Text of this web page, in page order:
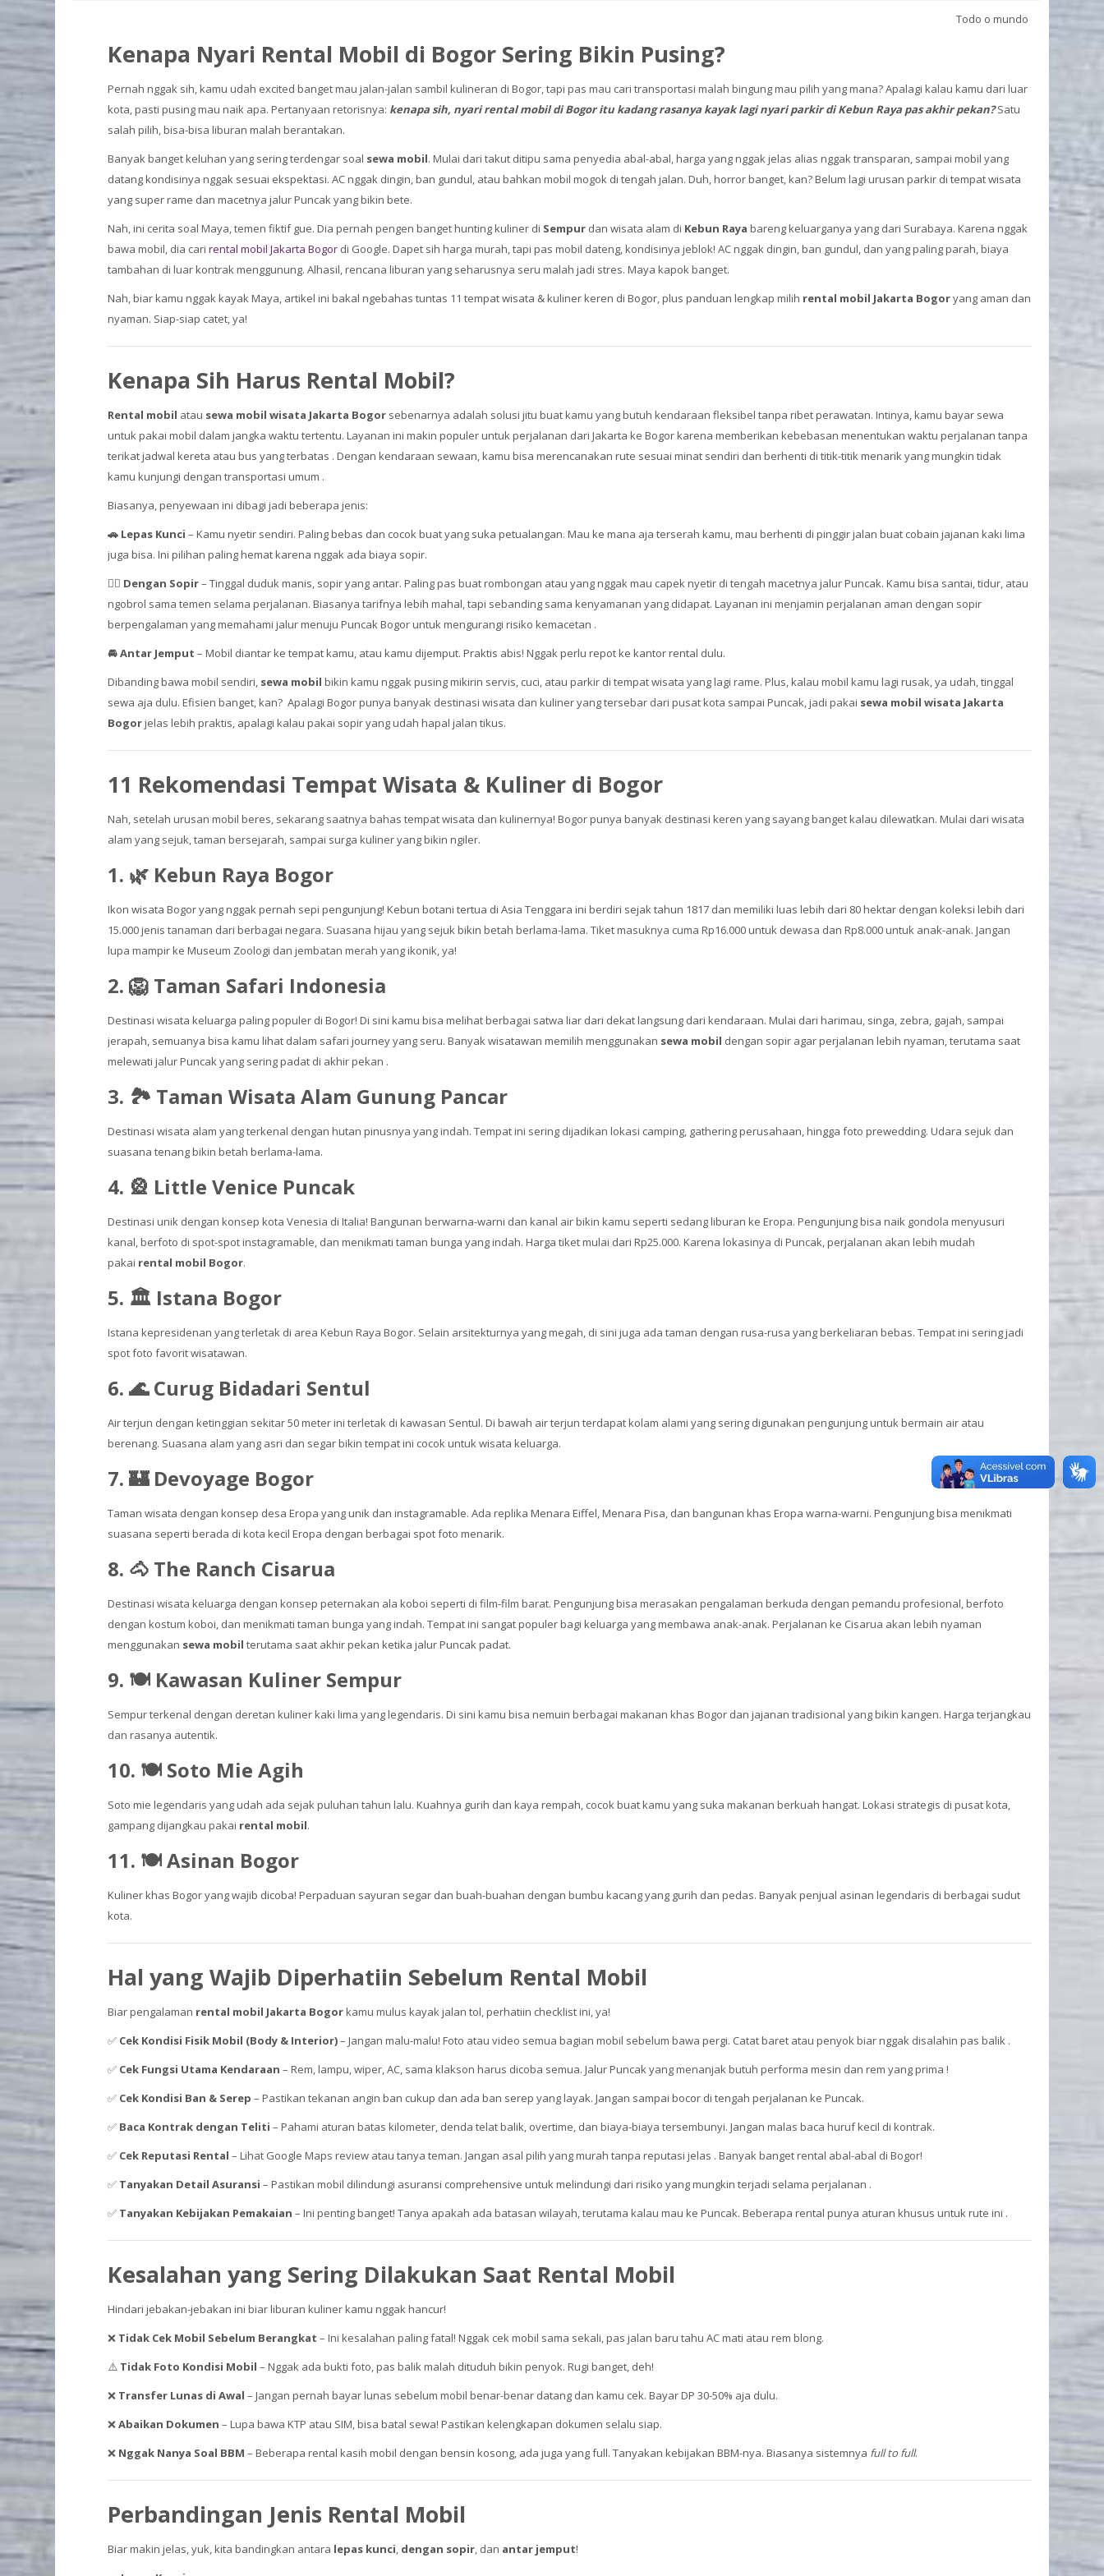
Todo o mundo
Kenapa Nyari Rental Mobil di Bogor Sering Bikin Pusing?
Pernah nggak sih, kamu udah excited banget mau jalan-jalan sambil kulineran di Bogor, tapi pas mau cari transportasi malah bingung mau pilih yang mana? Apalagi kalau kamu dari luar
kota, pasti pusing mau naik apa. Pertanyaan retorisnya: kenapa sih, nyari rental mobil di Bogor itu kadang rasanya kayak lagi nyari parkir di Kebun Raya pas akhir pekan?Satu
salah pilih, bisa-bisa liburan malah berantakan.
Banyak banget keluhan yang sering terdengar soal sewa mobil. Mulai dari takut ditipu sama penyedia abal-abal, harga yang nggak jelas alias nggak transparan, sampai mobil yang
datang kondisinya nggak sesuai ekspektasi. AC nggak dingin, ban gundul, atau bahkan mobil mogok di tengah jalan. Duh, horror banget, kan? Belum lagi urusan parkir di tempat wisata
yang super rame dan macetnya jalur Puncak yang bikin bete.
Nah, ini cerita soal Maya, temen fiktif gue. Dia pernah pengen banget hunting kuliner di Sempur dan wisata alam di Kebun Raya bareng keluarganya yang dari Surabaya. Karena nggak
bawa mobil, dia carirental mobil Jakarta Bogor di Google. Dapet sih harga murah, tapi pas mobil dateng, kondisinya jeblok! AC nggak dingin, ban gundul, dan yang paling parah, biaya
tambahan di luar kontrak menggunung. Alhasil, rencana liburan yang seharusnya seru malah jadi stres. Maya kapok banget.
Nah, biar kamu nggak kayak Maya, artikel ini bakal ngebahas tuntas 11 tempat wisata & kuliner keren di Bogor, plus panduan lengkap milih rental mobil Jakarta Bogoryang aman dan
nyaman. Siap-siap catet, ya!
Kenapa Sih Harus Rental Mobil?
Rental mobil atau sewa mobil wisata Jakarta Bogor sebenarnya adalah solusi jitu buat kamu yang butuh kendaraan fleksibel tanpa ribet perawatan. Intinya, kamu bayar sewa
untuk pakai mobil dalam jangka waktu tertentu. Layanan ini makin populer untuk perjalanan dari Jakarta ke Bogor karena memberikan kebebasan menentukan waktu perjalanan tanpa
terikat jadwal kereta atau bus yang terbatas . Dengan kendaraan sewaan, kamu bisa merencanakan rute sesuai minat sendiri dan berhenti di titik-titik menarik yang mungkin tidak
kamu kunjungi dengan transportasi umum .
Biasanya, penyewaan ini dibagi jadi beberapa jenis:
🚗 Lepas Kunci – Kamu nyetir sendiri. Paling bebas dan cocok buat yang suka petualangan. Mau ke mana aja terserah kamu, mau berhenti di pinggir jalan buat cobain jajanan kaki lima
juga bisa. Ini pilihan paling hemat karena nggak ada biaya sopir.
🧑‍✈️ Dengan Sopir– Tinggal duduk manis, sopir yang antar. Paling pas buat rombongan atau yang nggak mau capek nyetir di tengah macetnya jalur Puncak. Kamu bisa santai, tidur, atau
ngobrol sama temen selama perjalanan. Biasanya tarifnya lebih mahal, tapi sebanding sama kenyamanan yang didapat. Layanan ini menjamin perjalanan aman dengan sopir
berpengalaman yang memahami jalur menuju Puncak Bogor untuk mengurangi risiko kemacetan .
🚘 Antar Jemput – Mobil diantar ke tempat kamu, atau kamu dijemput. Praktis abis! Nggak perlu repot ke kantor rental dulu.
Dibanding bawa mobil sendiri, sewa mobil bikin kamu nggak pusing mikirin servis, cuci, atau parkir di tempat wisata yang lagi rame. Plus, kalau mobil kamu lagi rusak, ya udah, tinggal
sewa aja dulu. Efisien banget, kan? Apalagi Bogor punya banyak destinasi wisata dan kuliner yang tersebar dari pusat kota sampai Puncak, jadi pakai sewa mobil wisata Jakarta
Bogorjelas lebih praktis, apalagi kalau pakai sopir yang udah hapal jalan tikus.
11 Rekomendasi Tempat Wisata & Kuliner di Bogor
Nah, setelah urusan mobil beres, sekarang saatnya bahas tempat wisata dan kulinernya! Bogor punya banyak destinasi keren yang sayang banget kalau dilewatkan. Mulai dari wisata
alam yang sejuk, taman bersejarah, sampai surga kuliner yang bikin ngiler.
1. 🌿 Kebun Raya Bogor
Ikon wisata Bogor yang nggak pernah sepi pengunjung! Kebun botani tertua di Asia Tenggara ini berdiri sejak tahun 1817 dan memiliki luas lebih dari 80 hektar dengan koleksi lebih dari
15.000 jenis tanaman dari berbagai negara. Suasana hijau yang sejuk bikin betah berlama-lama. Tiket masuknya cuma Rp16.000 untuk dewasa dan Rp8.000 untuk anak-anak. Jangan
lupa mampir ke Museum Zoologi dan jembatan merah yang ikonik, ya!
2. 🦁 Taman Safari Indonesia
Destinasi wisata keluarga paling populer di Bogor! Di sini kamu bisa melihat berbagai satwa liar dari dekat langsung dari kendaraan. Mulai dari harimau, singa, zebra, gajah, sampai
jerapah, semuanya bisa kamu lihat dalam safari journey yang seru. Banyak wisatawan memilih menggunakan sewa mobil dengan sopir agar perjalanan lebih nyaman, terutama saat
melewati jalur Puncak yang sering padat di akhir pekan .
3. 🏞️ Taman Wisata Alam Gunung Pancar
Destinasi wisata alam yang terkenal dengan hutan pinusnya yang indah. Tempat ini sering dijadikan lokasi camping, gathering perusahaan, hingga foto prewedding. Udara sejuk dan
suasana tenang bikin betah berlama-lama.
4. 🎡 Little Venice Puncak
Destinasi unik dengan konsep kota Venesia di Italia! Bangunan berwarna-warni dan kanal air bikin kamu seperti sedang liburan ke Eropa. Pengunjung bisa naik gondola menyusuri
kanal, berfoto di spot-spot instagramable, dan menikmati taman bunga yang indah. Harga tiket mulai dari Rp25.000. Karena lokasinya di Puncak, perjalanan akan lebih mudah
pakai rental mobil Bogor.
5. 🏛️ Istana Bogor
Istana kepresidenan yang terletak di area Kebun Raya Bogor. Selain arsitekturnya yang megah, di sini juga ada taman dengan rusa-rusa yang berkeliaran bebas. Tempat ini sering jadi
spot foto favorit wisatawan.
6. 🌊 Curug Bidadari Sentul
Air terjun dengan ketinggian sekitar 50 meter ini terletak di kawasan Sentul. Di bawah air terjun terdapat kolam alami yang sering digunakan pengunjung untuk bermain air atau
berenang. Suasana alam yang asri dan segar bikin tempat ini cocok untuk wisata keluarga.
7. 🏰 Devoyage Bogor
Taman wisata dengan konsep desa Eropa yang unik dan instagramable. Ada replika Menara Eiffel, Menara Pisa, dan bangunan khas Eropa warna-warni. Pengunjung bisa menikmati
suasana seperti berada di kota kecil Eropa dengan berbagai spot foto menarik.
8. 🐴 The Ranch Cisarua
Destinasi wisata keluarga dengan konsep peternakan ala koboi seperti di film-film barat. Pengunjung bisa merasakan pengalaman berkuda dengan pemandu profesional, berfoto
dengan kostum koboi, dan menikmati taman bunga yang indah. Tempat ini sangat populer bagi keluarga yang membawa anak-anak. Perjalanan ke Cisarua akan lebih nyaman
menggunakan sewa mobil terutama saat akhir pekan ketika jalur Puncak padat.
9. 🍽️ Kawasan Kuliner Sempur
Sempur terkenal dengan deretan kuliner kaki lima yang legendaris. Di sini kamu bisa nemuin berbagai makanan khas Bogor dan jajanan tradisional yang bikin kangen. Harga terjangkau
dan rasanya autentik.
10. 🍽️ Soto Mie Agih
Soto mie legendaris yang udah ada sejak puluhan tahun lalu. Kuahnya gurih dan kaya rempah, cocok buat kamu yang suka makanan berkuah hangat. Lokasi strategis di pusat kota,
gampang dijangkau pakai rental mobil.
11. 🍽️ Asinan Bogor
Kuliner khas Bogor yang wajib dicoba! Perpaduan sayuran segar dan buah-buahan dengan bumbu kacang yang gurih dan pedas. Banyak penjual asinan legendaris di berbagai sudut
kota.
Hal yang Wajib Diperhatiin Sebelum Rental Mobil
Biar pengalaman rental mobil Jakarta Bogorkamu mulus kayak jalan tol, perhatiin checklist ini, ya!
✅ Cek Kondisi Fisik Mobil (Body & Interior)– Jangan malu-malu! Foto atau video semua bagian mobil sebelum bawa pergi. Catat baret atau penyok biar nggak disalahin pas balik .
✅ Cek Fungsi Utama Kendaraan – Rem, lampu, wiper, AC, sama klakson harus dicoba semua. Jalur Puncak yang menanjak butuh performa mesin dan rem yang prima !
✅ Cek Kondisi Ban & Serep – Pastikan tekanan angin ban cukup dan ada ban serep yang layak. Jangan sampai bocor di tengah perjalanan ke Puncak.
✅ Baca Kontrak dengan Teliti – Pahami aturan batas kilometer, denda telat balik, overtime, dan biaya-biaya tersembunyi. Jangan malas baca huruf kecil di kontrak.
✅ Cek Reputasi Rental – Lihat Google Maps review atau tanya teman. Jangan asal pilih yang murah tanpa reputasi jelas . Banyak banget rental abal-abal di Bogor!
✅ Tanyakan Detail Asuransi – Pastikan mobil dilindungi asuransi comprehensive untuk melindungi dari risiko yang mungkin terjadi selama perjalanan .
✅ Tanyakan Kebijakan Pemakaian – Ini penting banget! Tanya apakah ada batasan wilayah, terutama kalau mau ke Puncak. Beberapa rental punya aturan khusus untuk rute ini .
Kesalahan yang Sering Dilakukan Saat Rental Mobil
Hindari jebakan-jebakan ini biar liburan kuliner kamu nggak hancur!
❌ Tidak Cek Mobil Sebelum Berangkat – Ini kesalahan paling fatal! Nggak cek mobil sama sekali, pas jalan baru tahu AC mati atau rem blong.
⚠️ Tidak Foto Kondisi Mobil – Nggak ada bukti foto, pas balik malah dituduh bikin penyok. Rugi banget, deh!
❌ Transfer Lunas di Awal – Jangan pernah bayar lunas sebelum mobil benar-benar datang dan kamu cek. Bayar DP 30-50% aja dulu.
❌Abaikan Dokumen – Lupa bawa KTP atau SIM, bisa batal sewa! Pastikan kelengkapan dokumen selalu siap.
❌ Nggak Nanya Soal BBM – Beberapa rental kasih mobil dengan bensin kosong, ada juga yang full. Tanyakan kebijakan BBM-nya. Biasanya sistemnya full to full.
Perbandingan Jenis Rental Mobil
Biar makin jelas, yuk, kita bandingkan antara lepas kunci dengan sopir , dan antar jemput!